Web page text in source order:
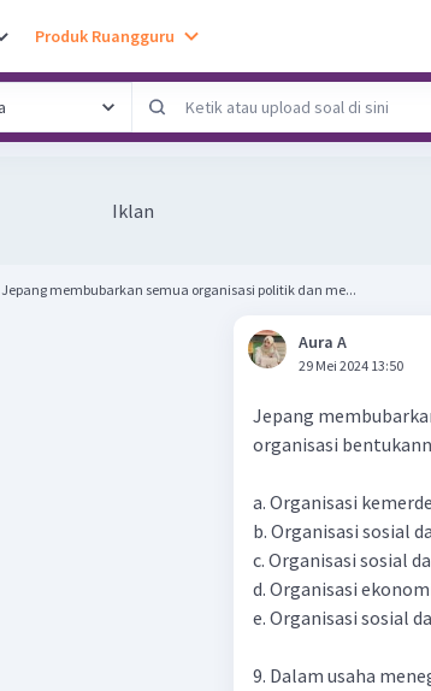
Produk Ruangguru
Iklan
Jepang membubarkan semua organisasi politik dan me...
Aura A
29 Mei 2024 13:50
Jepang
organisasi
a. Organisasi
b. Organisasi sosial
c. Organisasi sosial
d. Organisasi
e. Organisasi sosial
9. Dalam usaha